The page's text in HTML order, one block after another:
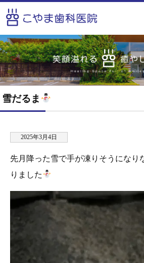
雪だるま
2025年3月4日
先月降った雪で手が凍りそうになり
りました